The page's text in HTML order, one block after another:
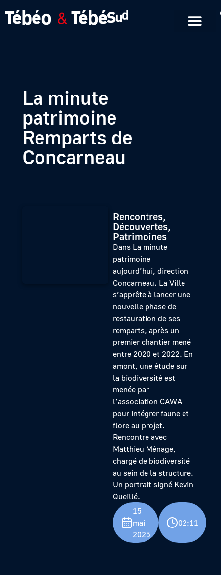
La minute
patrimoine
Remparts de
Concarneau
Rencontres,
Découvertes,
Patrimoines
Dans La minute
patrimoine
aujourd’hui, direction
Concarneau. La Ville
s’apprête à lancer une
nouvelle phase de
restauration de ses
remparts, après un
premier chantier mené
entre 2020 et 2022. En
amont, une étude sur
la biodiversité est
menée par
l’association CAWA
pour intégrer faune et
flore au projet.
Rencontre avec
Matthieu Ménage,
chargé de biodiversité
au sein de la structure.
Un portrait signé Kevin
Queillé.
15
mai
2025
02:11